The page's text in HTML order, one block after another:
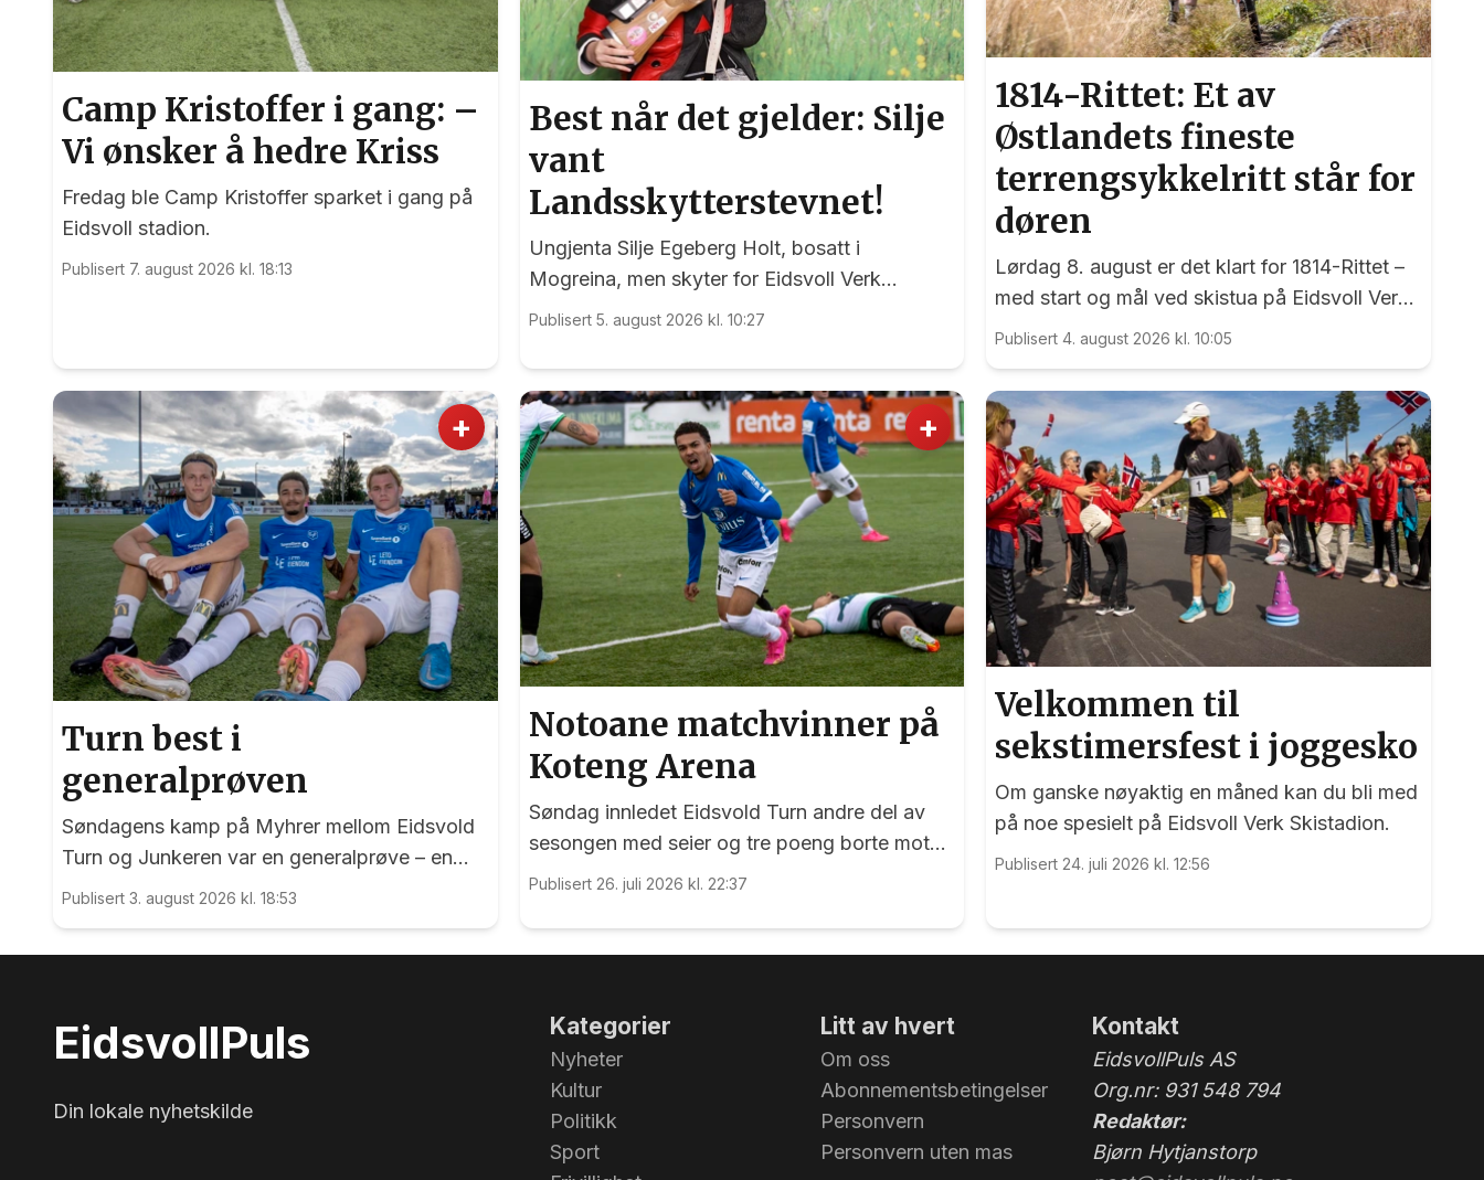
Camp Kristoffer i gang: –
Vi ønsker å hedre Kriss
Fredag ble Camp Kristoffer sparket i gang på
Eidsvoll stadion.
Publisert 7. august 2026 kl. 18:13
Best når det gjelder: Silje
vant
Landsskytterstevnet!
Ungjenta Silje Egeberg Holt, bosatt i
Mogreina, men skyter for Eidsvoll Verk
Skytterlag, imponerte alle under onsdagens
Landsskytterstevnet på Lesja.
Publisert 5. august 2026 kl. 10:27
1814-Rittet: Et av
Østlandets fineste
terrengsykkelritt står for
døren
Lørdag 8. august er det klart for 1814-Rittet –
med start og mål ved skistua på Eidsvoll Verk
- et ritt som har sine røtter tilbake til 1998.
Publisert 4. august 2026 kl. 10:05
+
Turn best i
generalprøven
Søndagens kamp på Myhrer mellom Eidsvold
Turn og Junkeren var en generalprøve – en
generalprøve før kommende helgs toppkamp
Publisert 3. august 2026 kl. 18:53
+
Notoane matchvinner på
Koteng Arena
Søndag innledet Eidsvold Turn andre del av
sesongen med seier og tre poeng borte mot
Trygg/Lade.
Publisert 26. juli 2026 kl. 22:37
Velkommen til
sekstimersfest i joggesko
Om ganske nøyaktig en måned kan du bli med
på noe spesielt på Eidsvoll Verk Skistadion.
Publisert 24. juli 2026 kl. 12:56
EidsvollPuls
Din lokale nyhetskilde
Kategorier
Nyheter
Kultur
Politikk
Sport
Litt av hvert
Om oss
Abonnementsbetingelser
Personvern
Personvern uten mas
Kontakt
EidsvollPuls AS
Org.nr: 931 548 794
Redaktør:
Bjørn Hytjanstorp